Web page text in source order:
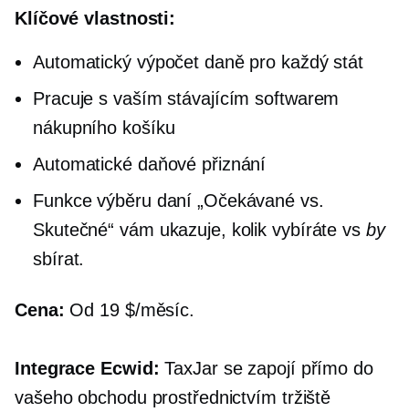
Klíčové vlastnosti:
Automatický výpočet daně pro každý stát
Pracuje s vaším stávajícím softwarem
nákupního košíku
Automatické daňové přiznání
Funkce výběru daní „Očekávané vs.
Skutečné“ vám ukazuje, kolik vybíráte vs by
sbírat.
Cena: Od 19 $/měsíc.
Integrace Ecwid:TaxJar se zapojí přímo do
vašeho obchodu prostřednictvím tržiště